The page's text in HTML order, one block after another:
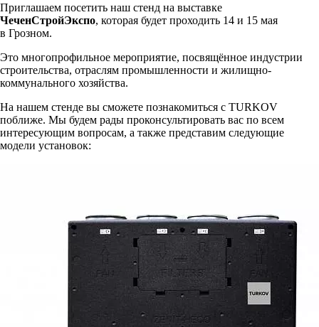
Приглашаем посетить наш стенд на выставке
ЧеченСтройЭкспо, которая будет проходить 14 и 15 мая
в Грозном.
Это многопрофильное мероприятие, посвящённое индустрии
строительства, отраслям промышленности и жилищно-
коммунального хозяйства.
На нашем стенде вы сможете познакомиться с TURKOV
поближе. Мы будем рады проконсультировать вас по всем
интересующим вопросам, а также представим следующие
модели установок: